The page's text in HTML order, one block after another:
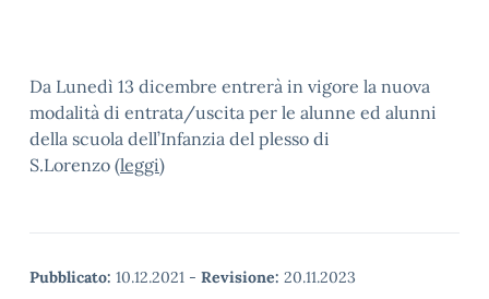
Da Lunedì 13 dicembre entrerà in vigore la nuova
modalità di entrata/uscita per le alunne ed alunni
della scuola dell’Infanzia del plesso di
S.Lorenzo (leggi)
Pubblicato: 10.12.2021 - Revisione: 20.11.2023